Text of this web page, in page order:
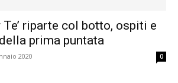
Te’ riparte col botto, ospiti e
prima puntata
2020 0